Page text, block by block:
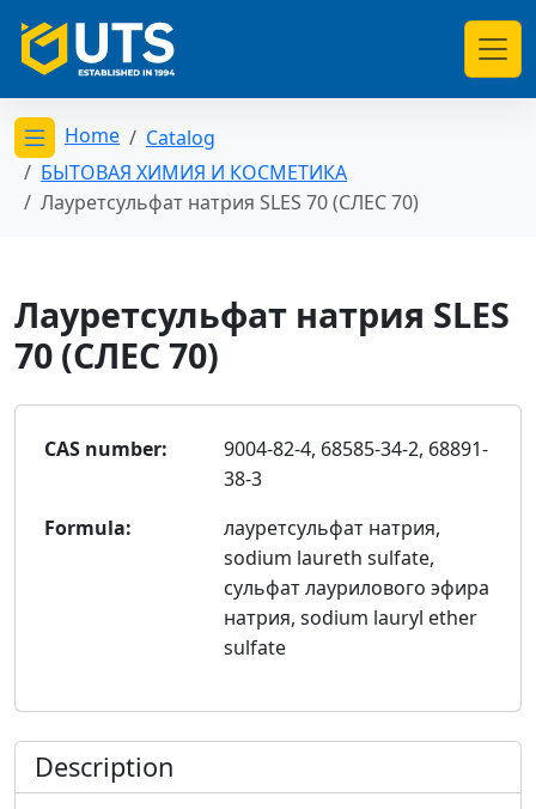
Открыть меню категорий
Home
Catalog
БЫТОВАЯ ХИМИЯ И КОСМЕТИКА
Лауретсульфат натрия SLES 70 (СЛЕС 70)
Лауретсульфат натрия SLES
70 (СЛЕС 70)
CAS number:
9004-82-4, 68585-34-2, 68891-
38-3
Formula:
лауретсульфат натрия,
sodium laureth sulfate,
сульфат лаурилового эфира
натрия, sodium lauryl ether
sulfate
Description